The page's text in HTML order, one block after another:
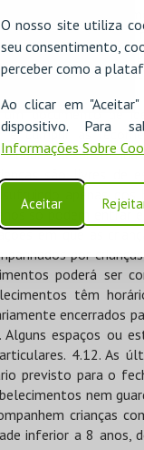
O nosso site utiliza
seu consentimento,
perceber como a
Ao clicar em
dispositivo. Para
Informações Sobre
Aceitar